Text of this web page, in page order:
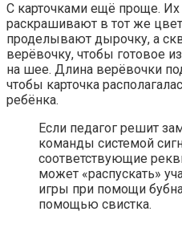
С карточками ещё проще.
раскрашивают в тот же
проделывают дырочку, а
верёвочку, чтобы готовое
на шее. Длина верёвочки
чтобы карточка
ребёнка.
Если педагог решит
команды системой
соответствующие
может «распускать»
игры при помощи
помощью свистка.